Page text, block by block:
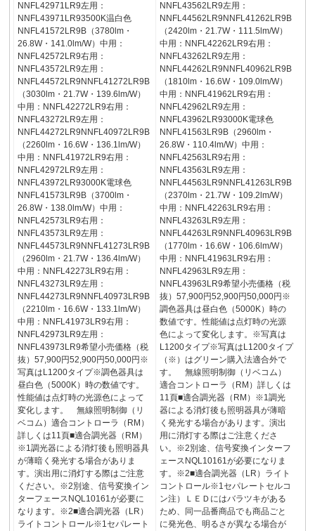
NNFL42971LR9左用：
NNFL43971LR93500K温白色
NNFL41572LR9B（3780lm・
26.8W・141.0lm/W）中用：
NNFL42572LR9右用：
NNFL43572LR9左用：
NNFL44572LR9NNFL41272LR9B
（3030lm・21.7W・139.6lm/W）
中用：NNFL42272LR9右用：
NNFL43272LR9左用：
NNFL44272LR9NNFL40972LR9B
（2260lm・16.6W・136.1lm/W）
中用：NNFL41972LR9右用：
NNFL42972LR9左用：
NNFL43972LR93000K電球色
NNFL41573LR9B（3700lm・
26.8W・138.0lm/W）中用：
NNFL42573LR9右用：
NNFL43573LR9左用：
NNFL44573LR9NNFL41273LR9B
（2960lm・21.7W・136.4lm/W）
中用：NNFL42273LR9右用：
NNFL43273LR9左用：
NNFL44273LR9NNFL40973LR9B
（2210lm・16.6W・133.1lm/W）
中用：NNFL41973LR9右用：
NNFL42973LR9左用：
NNFL43973LR9希望小売価格（税
抜）57,900円52,900円50,000円※
写真はL1200タイプ※調色器具は
昼白色（5000K）時の数値です。
性能値は点灯時の光源色によって
変化します。 無線照明制御（リ
ベコム）適合コントローラ（RM）
詳しくは11頁■適合調光器（RM）
※1調光器による消灯後も照明器具
が薄暗く発光する場合がありま
す。演出用に消灯する際はご注意
ください。※2別途、信号変換イン
ターフェースNQL10161が必要に
なります。※2■適合調光器（LR）
ライトコントロール※1セパレート
NNFL43562LR9左用：
NNFL44562LR9NNFL41262LR9B
（2420lm・21.7W・111.5lm/W）
中用：NNFL42262LR9右用：
NNFL43262LR9左用：
NNFL44262LR9NNFL40962LR9B
（1810lm・16.6W・109.0lm/W）
中用：NNFL41962LR9右用：
NNFL42962LR9左用：
NNFL43962LR93000K電球色
NNFL41563LR9B（2960lm・
26.8W・110.4lm/W）中用：
NNFL42563LR9右用：
NNFL43563LR9左用：
NNFL44563LR9NNFL41263LR9B
（2370lm・21.7W・109.2lm/W）
中用：NNFL42263LR9右用：
NNFL43263LR9左用：
NNFL44263LR9NNFL40963LR9B
（1770lm・16.6W・106.6lm/W）
中用：NNFL41963LR9右用：
NNFL42963LR9左用：
NNFL43963LR9希望小売価格（税
抜）57,900円52,900円50,000円※
調色器具は昼白色（5000K）時の
数値です。性能値は点灯時の光源
色によって変化します。※写真は
L1200タイプ※写真はL1200タイプ
（※）はグリーン購入法適合外で
す。 無線照明制御（リベコム）
適合コントローラ（RM）詳しくは
11頁■適合調光器（RM）※1調光
器による消灯後も照明器具が薄暗
く発光する場合があります。演出
用に消灯する際はご注意くださ
い。※2別途、信号変換インターフ
ェースNQL10161が必要になりま
す。※2■適合調光器（LR）ライト
コントロール※1セパレートセルコ
ン注）ＬＥＤにはバラツキがある
ため、同一品番商品でも商品ごと
に発光色、明るさが異なる場合が